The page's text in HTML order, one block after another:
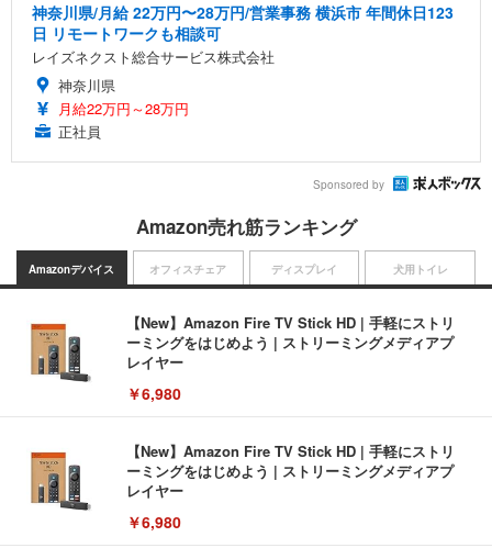
神奈川県/月給 22万円〜28万円/営業事務 横浜市 年間休日123
日 リモートワークも相談可
レイズネクスト総合サービス株式会社
神奈川県
月給22万円～28万円
正社員
Sponsored by
Amazon売れ筋ランキング
Amazonデバイス
【New】Amazon Fire TV Stick HD | 手軽にストリ
ーミングをはじめよう | ストリーミングメディアプ
レイヤー
￥6,980
【New】Amazon Fire TV Stick HD | 手軽にストリ
ーミングをはじめよう | ストリーミングメディアプ
レイヤー
￥6,980
オフィスチェア ディスプレイ 犬用トイレ